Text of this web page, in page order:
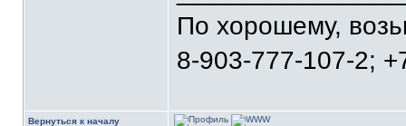
По хорошему,
8-903-777-107-2;
Вернуться к началу